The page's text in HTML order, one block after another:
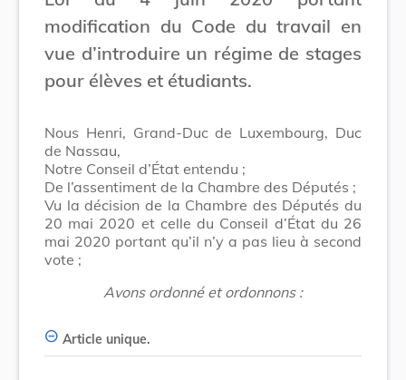
modification du Code du travail en
vue d’introduire un régime de stages
pour élèves et étudiants.
Nous Henri, Grand-Duc de Luxembourg, Duc
de Nassau,
Notre Conseil d’État entendu ;
De l’assentiment de la Chambre des Députés ;
Vu la décision de la Chambre des Députés du
20 mai 2020 et celle du Conseil d’État du 26
mai 2020 portant qu’il n’y a pas lieu à second
vote ;
Avons ordonné et ordonnons :
Article unique.